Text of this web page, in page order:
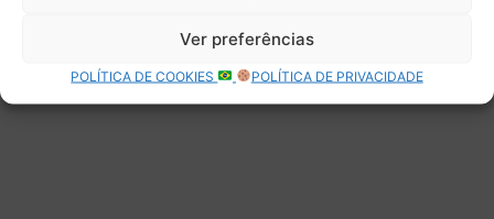
Ver preferências
POLÍTICA DE COOKIES POLÍTICA DE PRIVACIDADE